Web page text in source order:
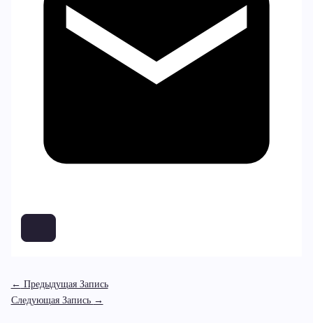
← Предыдущая Запись
Следующая Запись →